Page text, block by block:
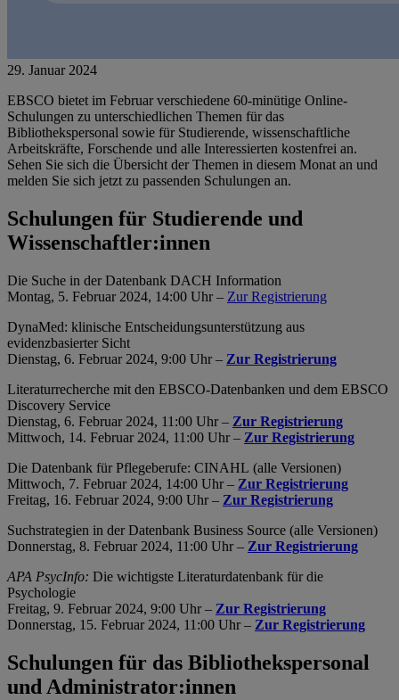
29. Januar 2024
EBSCO bietet im Februar verschiedene 60-minütige Online-
Schulungen zu unterschiedlichen Themen für das
Bibliothekspersonal sowie für Studierende, wissenschaftliche
Arbeitskräfte, Forschende und alle Interessierten kostenfrei an.
Sehen Sie sich die Übersicht der Themen in diesem Monat an und
melden Sie sich jetzt zu passenden Schulungen an.
Schulungen für Studierende und
Wissenschaftler:innen
Die Suche in der Datenbank DACH Information
Montag, 5. Februar 2024, 14:00 Uhr – Zur Registrierung
DynaMed: klinische Entscheidungsunterstützung aus
evidenzbasierter Sicht
Dienstag, 6. Februar 2024, 9:00 Uhr – Zur Registrierung
Literaturrecherche mit den EBSCO-Datenbanken und dem EBSCO
Discovery Service
Dienstag, 6. Februar 2024, 11:00 Uhr – Zur Registrierung
Mittwoch, 14. Februar 2024, 11:00 Uhr – Zur Registrierung
Die Datenbank für Pflegeberufe: CINAHL (alle Versionen)
Mittwoch, 7. Februar 2024, 14:00 Uhr – Zur Registrierung
Freitag, 16. Februar 2024, 9:00 Uhr – Zur Registrierung
Suchstrategien in der Datenbank Business Source (alle Versionen)
Donnerstag, 8. Februar 2024, 11:00 Uhr – Zur Registrierung
APA PsycInfo: Die wichtigste Literaturdatenbank für die
Psychologie
Freitag, 9. Februar 2024, 9:00 Uhr – Zur Registrierung
Donnerstag, 15. Februar 2024, 11:00 Uhr – Zur Registrierung
Schulungen für das Bibliothekspersonal
und Administrator:innen